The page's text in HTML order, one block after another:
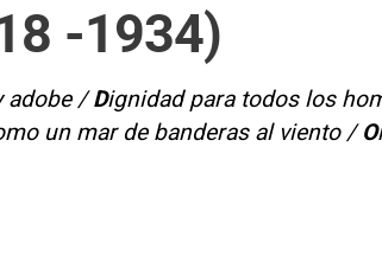
-1934)
adobe /Dignidad para todos los
un mar de banderas al viento /O